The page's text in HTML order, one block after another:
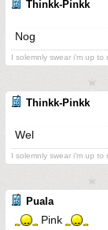
Thinkk-Pinkk
Nog
I solemnly swear i'm up to
Thinkk-Pinkk
Wel
I solemnly swear i'm up to
Puala
Pink